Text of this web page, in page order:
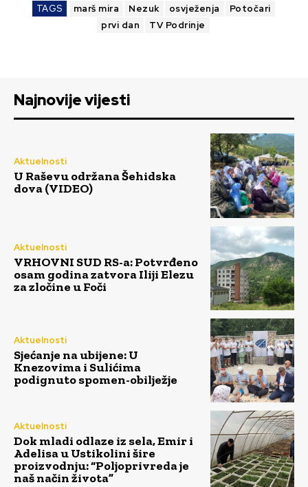
TAGS marš mira Nezuk osvježenja
Potočari
prvi dan
TV Podrinje
Najnovije vijesti
Aktuelnosti
U Raševu održana Šehidska
dova (VIDEO)
Aktuelnosti
VRHOVNI SUD RS-a: Potvrđeno
osam godina zatvora Iliji Elezu
za zločine u Foči
Aktuelnosti
Sjećanje na ubijene: U
Knezovima i Sulićima
podignuto spomen-obilježje
Aktuelnosti
Dok mladi odlaze iz sela, Emir i
Adelisa u Ustikolini šire
proizvodnju: “Poljoprivreda je
naš način života”